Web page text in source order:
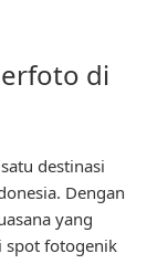
di
destinasi
Dengan
yang
spot fotogenik